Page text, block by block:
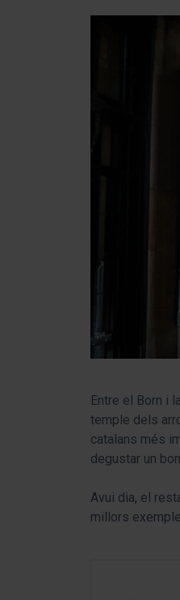
Entre el Born i
temple dels
catalans més
degustar un
Avui dia, el
millors